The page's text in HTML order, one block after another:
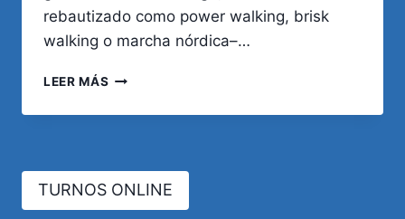
rebautizado como power walking, brisk
walking o marcha nórdica–…
LEER MÁS ¿QUÉ
MEJOR
SALUD:
CORRER
O
TURNOS ONLINE